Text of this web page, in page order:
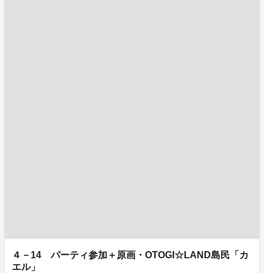
４－14 パーティ参加＋原画・OTOGI☆LAND島民「カ
エル」